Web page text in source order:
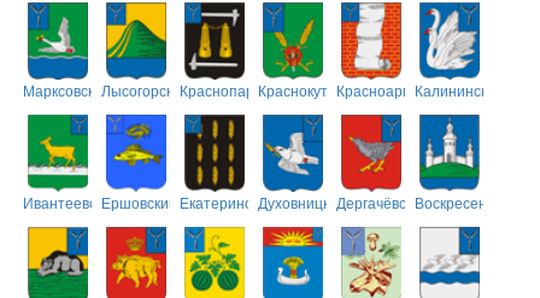
МарксовскийЛысогорскийКраснопартизанский
КраснокутскийКрасноармейский
Калининский
ИвантеевскийЕршовский ЕкатериновскийДуховницкийДергачёвскийВоскресенский